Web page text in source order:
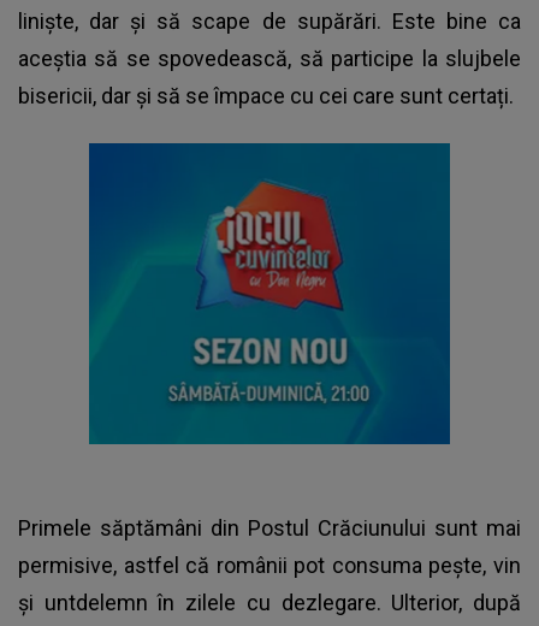
liniște, dar și să scape de supărări. Este bine ca
aceștia să se spovedească, să participe la slujbele
bisericii, dar și să se împace cu cei care sunt certați.
Primele săptămâni din Postul Crăciunului sunt mai
permisive, astfel că românii pot consuma pește, vin
și untdelemn în zilele cu dezlegare. Ulterior, după